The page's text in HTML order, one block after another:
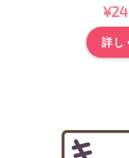
詳し